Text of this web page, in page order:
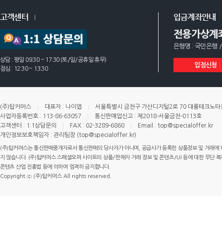
고객센터
상담 : 평일 09:30 ~ 17:30 (토/일/공휴일 휴무)
점심 : 12:30 ~ 13:30
입금계좌안내
전용가상계
은행명 : 국민은행
입점신청
(주)탑커머스 대표자 : 나이엽
서울특별시 금천구 가산디지털2로 70 대륭테크노
사업자등록번호 : 113-86-63057
통신판매업신고 : 제2018-서울금천-0113호
고객센터 : 1:1상담문의
FAX : 02-3289-6860
Email : top@specialoffer.kr
개인정보보호책임자 : 관리팀장 (top@specialoffer.kr)
(주)탑커머스는 통신판매중개자로서 통신판매의 당사자가 아니며, 공급사가 등록한 상품정보 및 거래
지 않습니다. (주)탑커머스 스페셜오퍼 사이트의 상품/판매자 거래 정보 및 콘텐츠/UI 등에 대한 무단
콘텐츠 산업 진흥법 등에 의하여 엄격히 금지합니다.
Copyright ⓒ (주)탑커머스 All rights reserved.